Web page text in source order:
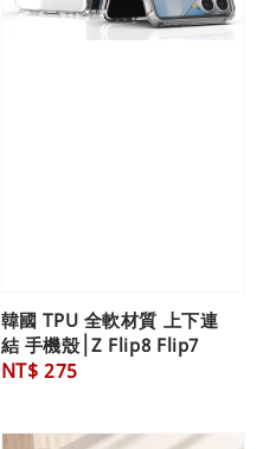
韓國 TPU 全軟材質 上下連
結 手機殼│Z Flip8 Flip7
Regular
NT$ 275